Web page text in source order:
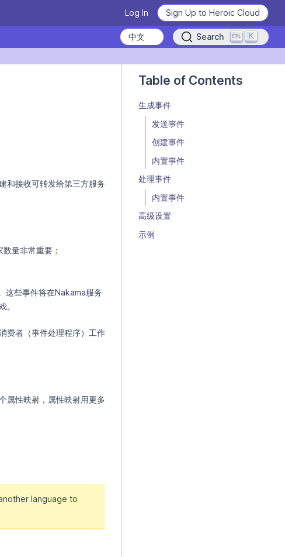
Deploy Nakama and Satori
Heroic Labs Celebrates Pixel
Flow, the Breakout Hit with
Technical Clarity: Kwalee's
Transformation
Learn how to use Nakama
Learn the basics, master the details.
Log In Sign Up to Heroic Cloud
Search K
和接收可转发给第三方服务
量非常重要；
这些事件将在Nakama服务
。
费者（事件处理程序）工作
属性映射，属性映射用更多
language to
Table of Contents
生成事件
发送事件
创建事件
内置事件
处理事件
内置事件
高级设置
示例